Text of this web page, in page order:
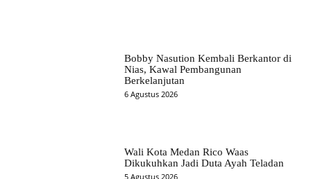
Bobby Nasution Kembali Berkantor di
Nias, Kawal Pembangunan
Berkelanjutan
6 Agustus 2026
Wali Kota Medan Rico Waas
Dikukuhkan Jadi Duta Ayah Teladan
5 Agustus 2026